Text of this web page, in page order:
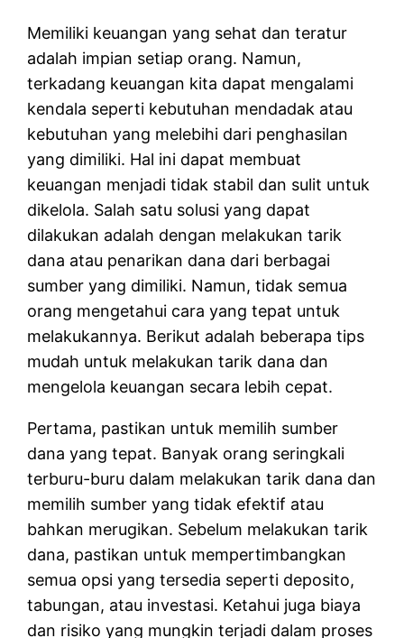
Memiliki keuangan yang sehat dan teratur
adalah impian setiap orang. Namun,
terkadang keuangan kita dapat mengalami
kendala seperti kebutuhan mendadak atau
kebutuhan yang melebihi dari penghasilan
yang dimiliki. Hal ini dapat membuat
keuangan menjadi tidak stabil dan sulit untuk
dikelola. Salah satu solusi yang dapat
dilakukan adalah dengan melakukan tarik
dana atau penarikan dana dari berbagai
sumber yang dimiliki. Namun, tidak semua
orang mengetahui cara yang tepat untuk
melakukannya. Berikut adalah beberapa tips
mudah untuk melakukan tarik dana dan
mengelola keuangan secara lebih cepat.
Pertama, pastikan untuk memilih sumber
dana yang tepat. Banyak orang seringkali
terburu-buru dalam melakukan tarik dana dan
memilih sumber yang tidak efektif atau
bahkan merugikan. Sebelum melakukan tarik
dana, pastikan untuk mempertimbangkan
semua opsi yang tersedia seperti deposito,
tabungan, atau investasi. Ketahui juga biaya
dan risiko yang mungkin terjadi dalam proses